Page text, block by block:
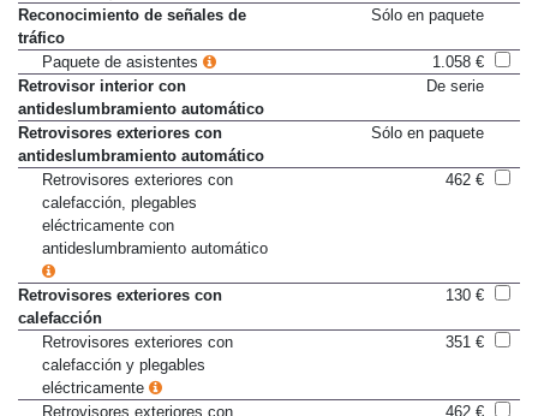
monocromo)
Reconocimiento de señales de
tráfico
Paquete de asistentes
1.058 €
Retrovisor interior con
antideslumbramiento automático
Retrovisores exteriores con
antideslumbramiento automático
Retrovisores exteriores con
calefacción, plegables
eléctricamente con
antideslumbramiento automático
Retrovisores exteriores con
calefacción
Retrovisores exteriores con
calefacción y plegables
eléctricamente